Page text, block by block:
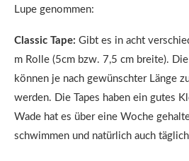
Lupe genommen:
Classic Tape: Gibt es in acht
m Rolle (5cm bzw. 7,5 cm breite).
können je nach gewünschter Länge
werden. Die Tapes haben ein gutes
Wade hat es über eine Woche
schwimmen und natürlich auch